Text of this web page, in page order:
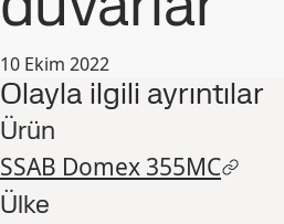
10 Ekim 2022
Olayla ilgili ayrıntılar
Ürün
SSAB Domex 355MC
Ülke